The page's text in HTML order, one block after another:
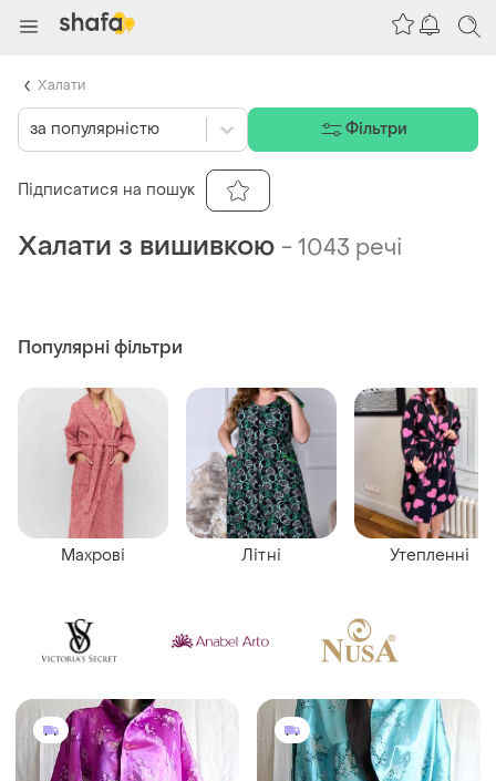
Халати з вишивкою -1043 речі
Популярні фільтри
Махрові Літні Утепленні
за популярністю Фільтри
Підписатися на пошук
Халати